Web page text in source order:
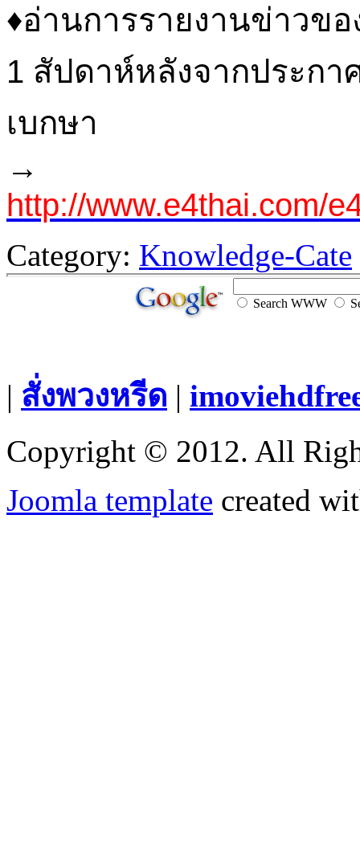
♦อ่านการรายงานข่าวข
1 สัปดาห์หลังจากประก
เบกษา
→
http://www.e4thai.com/
Category: Knowledge-Cate
Search WWW
| สั่งพวงหรีด |
Copyright © 2012. All
Joomla template created